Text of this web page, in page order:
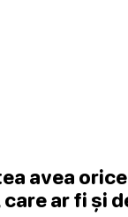
avea orice
ar fi și